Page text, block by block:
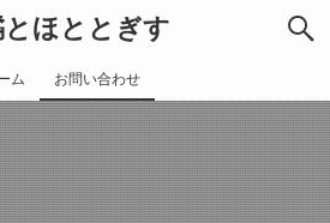
とほととぎす
ム お問い合わせ